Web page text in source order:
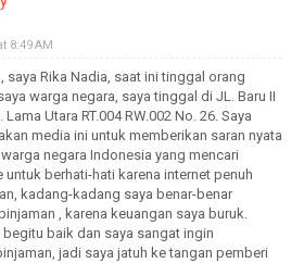
8:49 AM
saya Rika Nadia, saat ini tinggal orang
warga negara, saya tinggal di JL. Baru II
Utara RT.004 RW.002 No. 26. Saya
media ini untuk memberikan saran nyata
negara Indonesia yang mencari
untuk berhati-hati karena internet penuh
kadang-kadang saya benar-benar
, karena keuangan saya buruk.
baik dan saya sangat ingin
jadi saya jatuh ke tangan pemberi